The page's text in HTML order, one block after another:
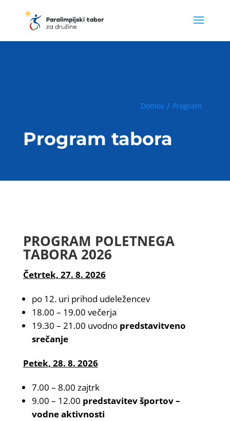
Domov Program
Program tabora
PROGRAM POLETNEGA
TABORA 2026
Četrtek, 27. 8. 2026
po 12. uri prihod udeležencev
18.00 – 19.00 večerja
19.30 – 21.00 uvodno predstavitveno
srečanje
Petek, 28. 8. 2026
7.00 – 8.00 zajtrk
9.00 – 12.00 predstavitev športov –
vodne aktivnosti